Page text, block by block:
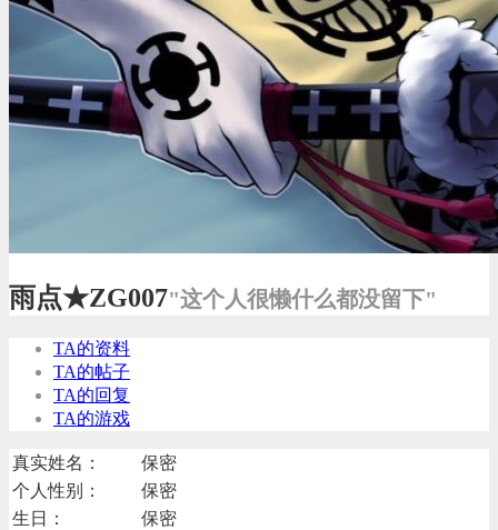
雨点★ZG007"这个人很懒什么都没留下"
TA的资料
TA的帖子
TA的回复
TA的游戏
真实姓名：
保密
个人性别：
保密
生日：
保密